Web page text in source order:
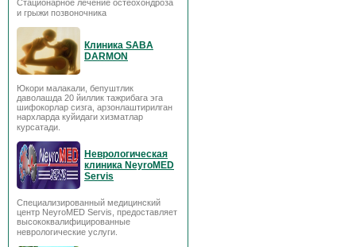
Стационарное лечение остеохондроза
и грыжи позвоночника
Клиника SABA
DARMON
Юкори малакали, бепуштлик
даволашда 20 йиллик тажрибага эга
шифокорлар сизга, арзонлаштирилган
нархларда куйидаги хизматлар
курсатади.
Неврологическая
клиника NeyroMED
Servis
Специализированный медицинский
центр NeyroMED Servis, предоставляет
высококвалифицированные
неврологические услуги.